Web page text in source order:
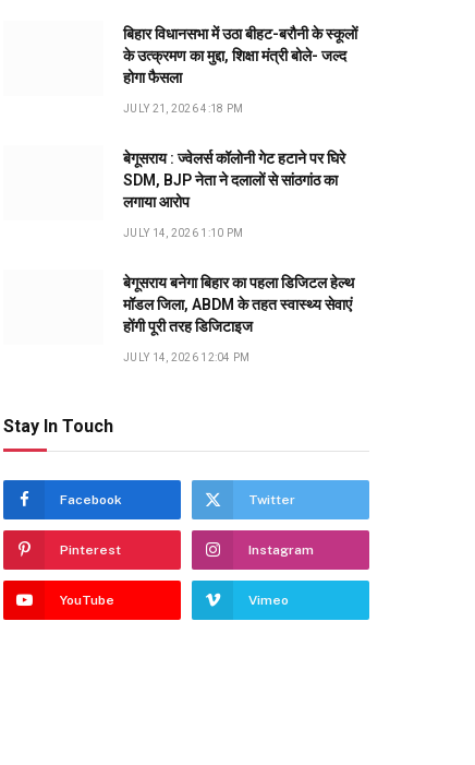
बिहार विधानसभा में उठा बीहट-बरौनी के स्कूलों
के उत्क्रमण का मुद्दा, शिक्षा मंत्री बोले- जल्द
होगा फैसला
JULY 21, 2026 4:18 PM
बेगूसराय : ज्वेलर्स कॉलोनी गेट हटाने पर घिरे
SDM, BJP नेता ने दलालों से सांठगांठ का
लगाया आरोप
JULY 14, 2026 1:10 PM
बेगूसराय बनेगा बिहार का पहला डिजिटल हेल्थ
मॉडल जिला, ABDM के तहत स्वास्थ्य सेवाएं
होंगी पूरी तरह डिजिटाइज
JULY 14, 2026 12:04 PM
Stay In Touch
Facebook Twitter
Pinterest Instagram
YouTube Vimeo